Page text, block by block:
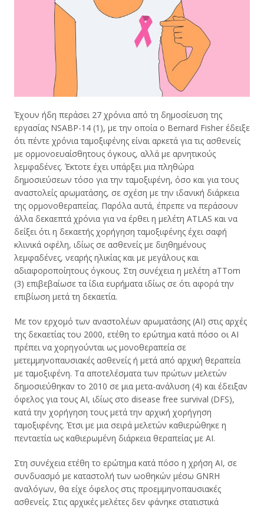
Έχουν ήδη περάσει 27 χρόνια από τη δημοσίευση της
εργασίας NSABP-14 (1), με την οποία ο Bernard Fisher έδειξε
ότι πέντε χρόνια ταμοξιφένης είναι αρκετά για τις ασθενείς
με ορμονοευαίσθητους όγκους, αλλά με αρνητικούς
λεμφαδένες. Έκτοτε έχει υπάρξει μια πληθώρα
δημοσιεύσεων τόσο για την ταμοξιφένη, όσο και για τους
αναστολείς αρωματάσης, σε σχέση με την ιδανική διάρκεια
της ορμονοθεραπείας. Παρόλα αυτά, έπρεπε να περάσουν
άλλα δεκαεπτά χρόνια για να έρθει η μελέτη ATLAS και να
δείξει ότι η δεκαετής χορήγηση ταμοξιφένης έχει σαφή
κλινικά οφέλη, ιδίως σε ασθενείς με διηθημένους
λεμφαδένες, νεαρής ηλικίας και με μεγάλους και
αδιαφοροποίητους όγκους. Στη συνέχεια η μελέτη aTTom
(3) επιβεβαίωσε τα ίδια ευρήματα ιδίως σε ότι αφορά την
επιβίωση μετά τη δεκαετία.
Με τον ερχομό των αναστολέων αρωματάσης (ΑΙ) στις αρχές
της δεκαετίας του 2000, ετέθη το ερώτημα κατά πόσο οι ΑΙ
πρέπει να χορηγούνται ως μονοθεραπεία σε
μετεμμηνοπαυσιακές ασθενείς ή μετά από αρχική θεραπεία
με ταμοξιφένη. Τα αποτελέσματα των πρώτων μελετών
δημοσιεύθηκαν το 2010 σε μια μετα-ανάλυση (4) και έδειξαν
όφελος για τους AI, ιδίως στο disease free survival (DFS),
κατά την χορήγηση τους μετά την αρχική χορήγηση
ταμοξιφένης. Έτσι με μια σειρά μελετών καθιερώθηκε η
πενταετία ως καθιερωμένη διάρκεια θεραπείας με ΑΙ.
Στη συνέχεια ετέθη το ερώτημα κατά πόσο η χρήση ΑΙ, σε
συνδυασμό με καταστολή των ωοθηκών μέσω GNRH
αναλόγων, θα είχε όφελος στις προεμμηνοπαυσιακές
ασθενείς. Στις αρχικές μελέτες δεν φάνηκε στατιστικά